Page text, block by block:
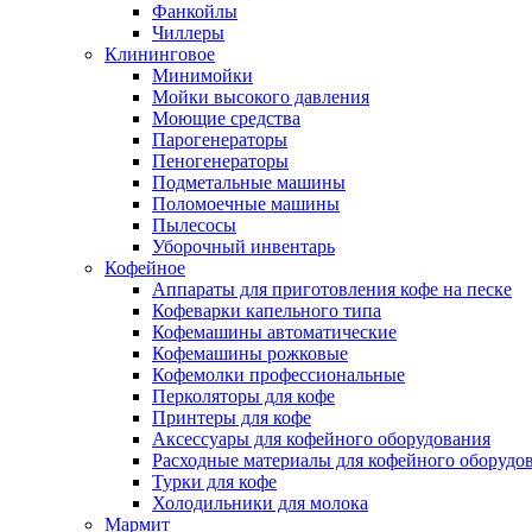
Фанкойлы
Чиллеры
Клининговое
Минимойки
Мойки высокого давления
Моющие средства
Парогенераторы
Пеногенераторы
Подметальные машины
Поломоечные машины
Пылесосы
Уборочный инвентарь
Кофейное
Аппараты для приготовления кофе на песке
Кофеварки капельного типа
Кофемашины автоматические
Кофемашины рожковые
Кофемолки профессиональные
Перколяторы для кофе
Принтеры для кофе
Аксессуары для кофейного оборудования
Расходные материалы для кофейного
Турки для кофе
Холодильники для молока
Мармит